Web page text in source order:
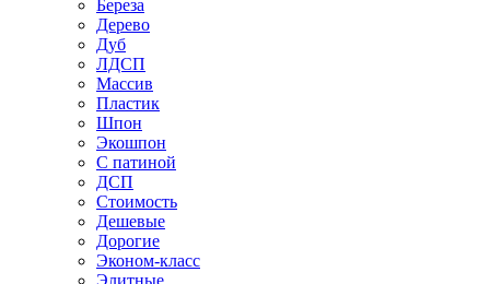
Береза
Дерево
Дуб
ЛДСП
Массив
Пластик
Шпон
Экошпон
С патиной
ДСП
Стоимость
Дешевые
Дорогие
Эконом-класс
Элитные